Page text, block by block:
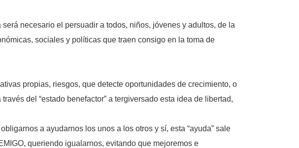
necesario el persuadir a todos, niños, jóvenes y adultos, de la
sociales y políticas que traen consigo en la toma de
propias, riesgos, que detecte oportunidades de crecimiento, o
del “estado benefactor” a tergiversado esta idea de libertad,
a ayudarnos los unos a los otros y sí, esta “ayuda” sale
queriendo igualarnos, evitando que mejoremos e